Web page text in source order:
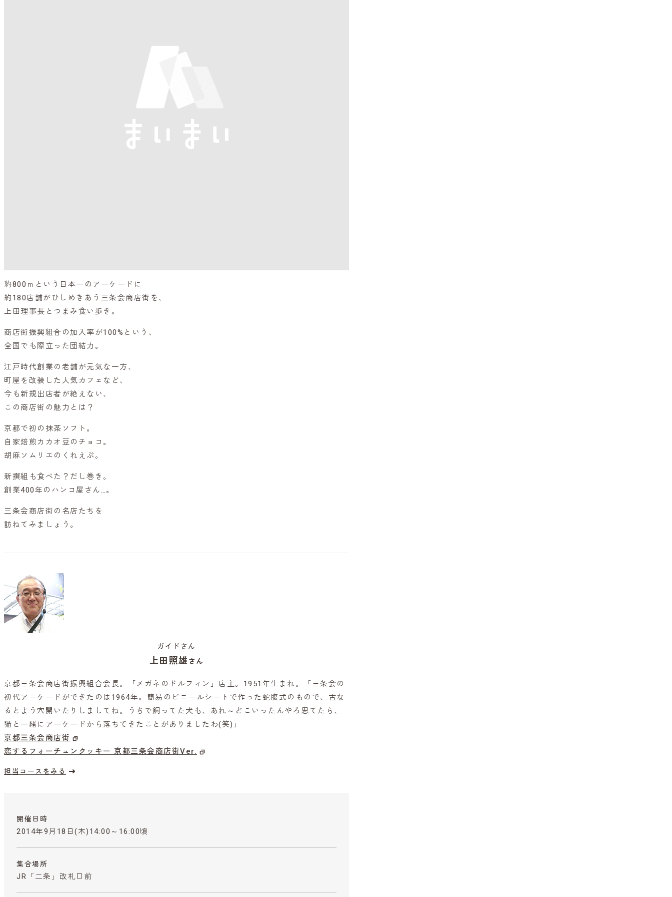
約800ｍという日本一のアーケードに
約180店舗がひしめきあう三条会商店街を、
上田理事長とつまみ食い歩き。
商店街振興組合の加入率が100%という、
全国でも際立った団結力。
江戸時代創業の老舗が元気な一方、
町屋を改装した人気カフェなど、
今も新規出店者が絶えない、
この商店街の魅力とは？
京都で初の抹茶ソフト。
自家焙煎カカオ豆のチョコ。
胡麻ソムリエのくれえぷ。
新撰組も食べた？だし巻き。
創業400年のハンコ屋さん…。
三条会商店街の名店たちを
訪ねてみましょう。
ガイドさん
上田照雄 さん
京都三条会商店街振興組合会長。「メガネのドルフィン」店主。1951年生まれ。「三条会の
初代アーケードができたのは1964年。簡易のビニールシートで作った蛇腹式のもので、古な
るとよう穴開いたりしましてね。うちで飼ってた犬も、あれ～どこいったんやろ思てたら、
猫と一緒にアーケードから落ちてきたことがありましたわ(笑)」
京都三条会商店街
恋するフォーチュンクッキー 京都三条会商店街Ver.
担当コースをみる
開催日時
2014年9月18日(木)14:00～16:00頃
集合場所
JR「二条」改札口前